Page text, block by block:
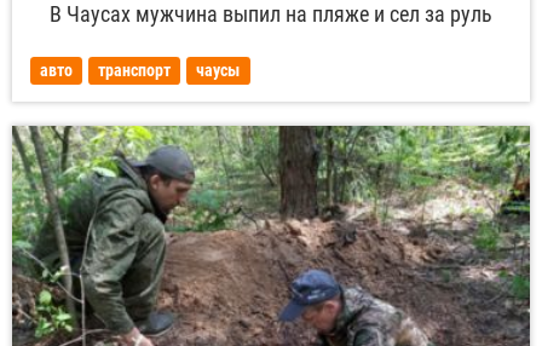
В Чаусах мужчина выпил на пляже и сел за руль
авто транспорт чаусы